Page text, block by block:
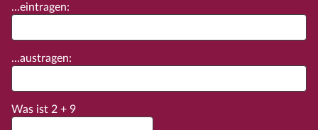
...eintragen:
...austragen:
Was ist 2 + 9